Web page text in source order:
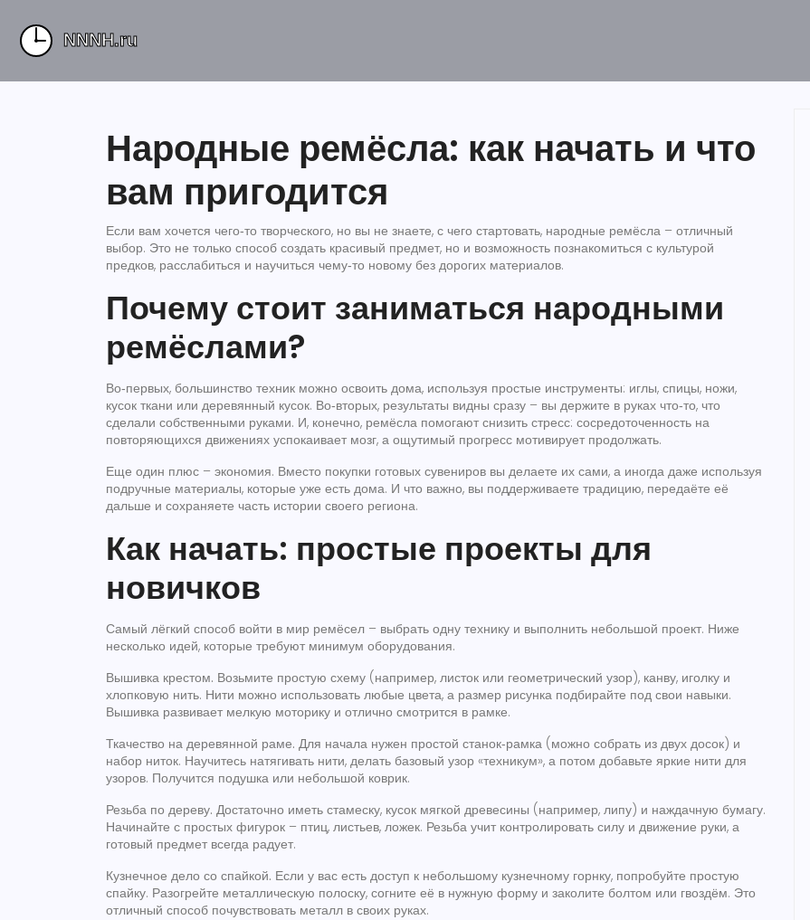
Народные ремёсла: как начать и что
вам пригодится
Если вам хочется чего‑то творческого, но вы не знаете, с чего стартовать, народные ремёсла – отличный
выбор. Это не только способ создать красивый предмет, но и возможность познакомиться с культурой
предков, расслабиться и научиться чему‑то новому без дорогих материалов.
Почему стоит заниматься народными
ремёслами?
Во‑первых, большинство техник можно освоить дома, используя простые инструменты: иглы, спицы, ножи,
кусок ткани или деревянный кусок. Во‑вторых, результаты видны сразу – вы держите в руках что‑то, что
сделали собственными руками. И, конечно, ремёсла помогают снизить стресс: сосредоточенность на
повторяющихся движениях успокаивает мозг, а ощутимый прогресс мотивирует продолжать.
Еще один плюс – экономия. Вместо покупки готовых сувениров вы делаете их сами, а иногда даже используя
подручные материалы, которые уже есть дома. И что важно, вы поддерживаете традицию, передаёте её
дальше и сохраняете часть истории своего региона.
Как начать: простые проекты для
новичков
Самый лёгкий способ войти в мир ремёсел – выбрать одну технику и выполнить небольшой проект. Ниже
несколько идей, которые требуют минимум оборудования.
Вышивка крестом. Возьмите простую схему (например, листок или геометрический узор), канву, иголку и
хлопковую нить. Нити можно использовать любые цвета, а размер рисунка подбирайте под свои навыки.
Вышивка развивает мелкую моторику и отлично смотрится в рамке.
Ткачество на деревянной раме. Для начала нужен простой станок‑рамка (можно собрать из двух досок) и
набор ниток. Научитесь натягивать нити, делать базовый узор «техникум», а потом добавьте яркие нити для
узоров. Получится подушка или небольшой коврик.
Резьба по дереву. Достаточно иметь стамеску, кусок мягкой древесины (например, липу) и наждачную бумагу.
Начинайте с простых фигурок – птиц, листьев, ложек. Резьба учит контролировать силу и движение руки, а
готовый предмет всегда радует.
Кузнечное дело со спайкой. Если у вас есть доступ к небольшому кузнечному горнку, попробуйте простую
спайку. Разогрейте металлическую полоску, согните её в нужную форму и заколите болтом или гвоздём. Это
отличный способ почувствовать металл в своих руках.